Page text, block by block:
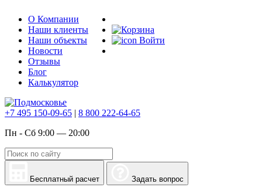
О Компании
Наши клиенты
Наши объекты
Новости
Отзывы
Блог
Калькулятор
Войти
+7 495 150-09-65 | 8 800 222-64-65
Пн - Сб 9:00 — 20:00
Бесплатный расчет Задать вопрос